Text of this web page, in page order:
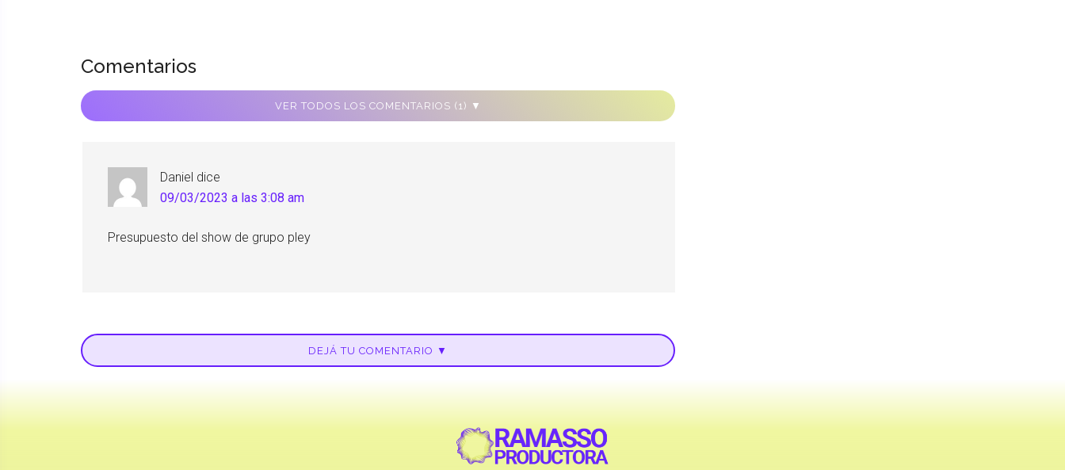
Comentarios
VER TODOS LOS COMENTARIOS (1) ▼
Daniel dice
09/03/2023 a las 3:08 am
Presupuesto del show de grupo pley
DEJÁ TU COMENTARIO ▼